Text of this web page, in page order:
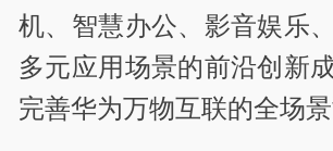
机、智慧办公、影音娱乐
多元应用场景的前沿创新
完善华为万物互联的全场景